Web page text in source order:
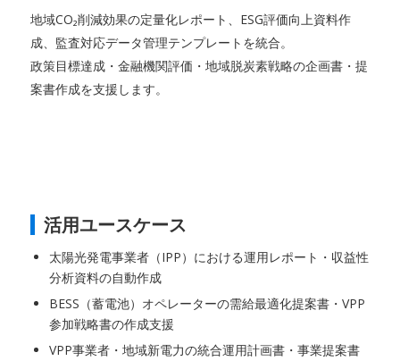
地域CO₂削減効果の定量化レポート、ESG評価向上資料作
成、監査対応データ管理テンプレートを統合。
政策目標達成・金融機関評価・地域脱炭素戦略の企画書・提
案書作成を支援します。
活用ユースケース
太陽光発電事業者（IPP）における運用レポート・収益性
分析資料の自動作成
BESS（蓄電池）オペレーターの需給最適化提案書・VPP
参加戦略書の作成支援
VPP事業者・地域新電力の統合運用計画書・事業提案書